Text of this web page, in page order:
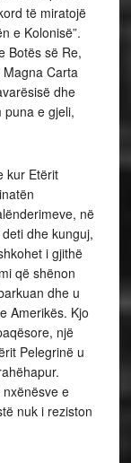
të miratojë
e Kolonisë”.
Botës së Re,
Carta
dhe
puna e gjeli,
kur Etërit
në
dhe kunguj,
i gjithë
që shënon
dhe u
Amerikës. Kjo
një
Pelegrinë u
e
nuk i reziston